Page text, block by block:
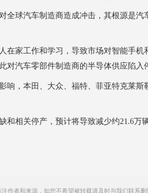
全球汽车制造商造成冲击，其根源是
在家工作和学习，导致市场对智能手
对汽车零部件制造商的半导体供应陷入
响，本田、大众、福特、菲亚特克莱
和相关停产，预计将导致减少约21.6万
作者和来源，如您不希望被转载请及时与我们联系删